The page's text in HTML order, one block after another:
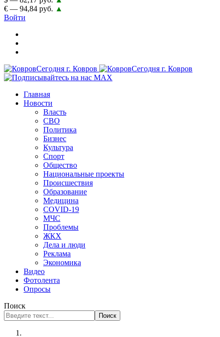
€ — 94,84 руб. ▲
Войти
Главная
Новости
Власть
СВО
Политика
Бизнес
Культура
Спорт
Общество
Национальные проекты
Происшествия
Образование
Медицина
COVID-19
МЧС
Проблемы
ЖКХ
Дела и люди
Реклама
Экономика
Видео
Фотолента
Опросы
Поиск
Поиск